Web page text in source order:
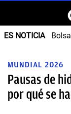
ES NOTICIA
MUNDIAL 2026
Pausas de
por qué se